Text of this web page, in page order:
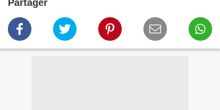
Partager